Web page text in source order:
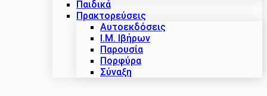
Παιδικά
Πρακτoρεύσεις
Αυτοεκδόσεις
Ι.Μ. Ιβήρων
Παρουσία
Πορφύρα
Σύναξη